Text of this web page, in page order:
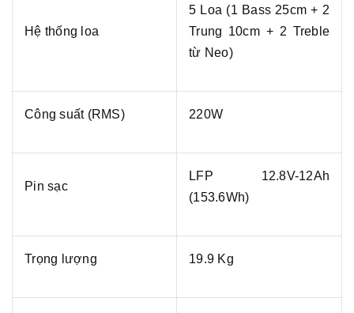
Hệ thống loa
5 Loa (1 Bass 25cm + 2
Trung 10cm + 2 Treble
từ Neo)
Công suất (RMS) 220W
Pin sạc
LFP 12.8V-12Ah
(153.6Wh)
Trọng lượng 19.9 Kg